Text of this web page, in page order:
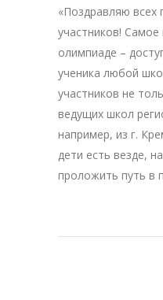
«Поздравляю всех
участников!
олимпиаде –
ученика любой
участников не
ведущих школ
например, из г.
дети есть везде,
проложить путь в